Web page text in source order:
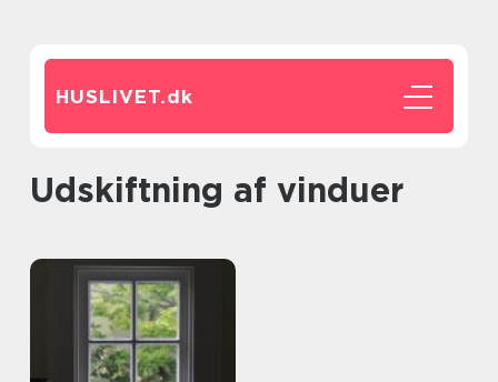
HUSLIVET.dk
udskiftning af vinduer